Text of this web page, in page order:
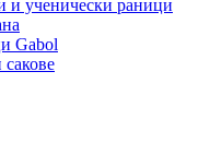
и ученически раници
Gabol